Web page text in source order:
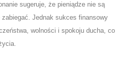
sugeruje, że pieniądze nie są
Jednak sukces finansowy
wolności i spokoju ducha, co